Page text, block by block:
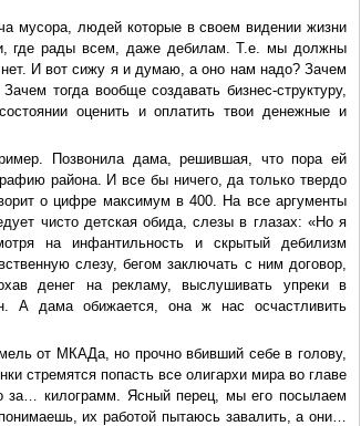
мусора, людей которые в своем видении жизни
где рады всем, даже дебилам. Т.е. мы должны
И вот сижу я и думаю, а оно нам надо? Зачем
тогда вообще создавать бизнес-структуру,
оценить и оплатить твои денежные и
Позвонила дама, решившая, что пора ей
района. И все бы ничего, да только твердо
о цифре максимум в 400. На все аргументы
чисто детская обида, слезы в глазах: «Но я
на инфантильность и скрытый дебилизм
слезу, бегом заключать с ним договор,
денег на рекламу, выслушивать упреки в
А дама обижается, она ж нас осчастливить
от МКАДа, но прочно вбивший себе в голову,
стремятся попасть все олигархи мира во главе
за… килограмм. Ясный перец, мы его посылаем
их работой пытаюсь завалить, а они…